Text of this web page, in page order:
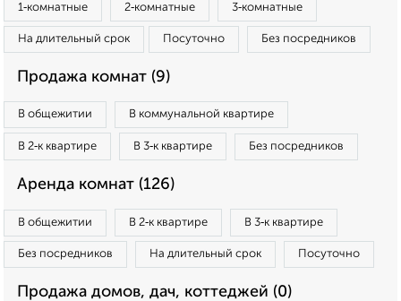
1‑комнатные 2‑комнатные 3‑комнатные
На длительный срок Посуточно Без посредников
Продажа комнат (9)
В общежитии В коммунальной квартире
В 2‑к квартире В 3‑к квартире Без посредников
Аренда комнат (126)
В общежитии В 2‑к квартире В 3‑к квартире
Без посредников На длительный срок Посуточно
Продажа домов, дач, коттеджей (0)